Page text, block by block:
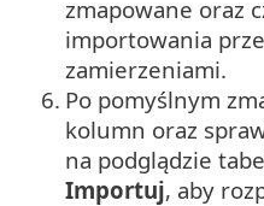
zmapowane oraz
importowania
zamierzeniami.
6. Po pomyślnym
kolumn oraz
na podglądzie
Importuj, aby